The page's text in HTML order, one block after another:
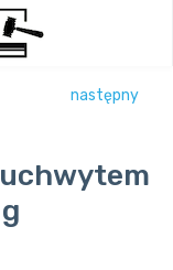
następny